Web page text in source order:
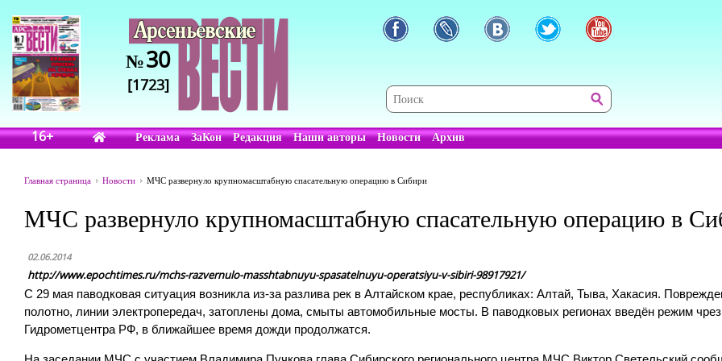
№30
[1723]
16+ Реклама ЗаКон Редакция Наши авторы Новости Архив
Главная страница Новости МЧС развернуло крупномасштабную спасательную операцию в Сибири
МЧС развернуло крупномасштабную спасательную операцию в
02.06.2014
http://www.epochtimes.ru/mchs-razvernulo-masshtabnuyu-spasatelnuyu-operatsiyu-v-sibiri-98917921/
С 29 мая паводковая ситуация возникла из-за разлива рек в Алтайском крае, республиках: Алтай, Тыва, Хакасия.
полотно, линии электропередач, затоплены дома, смыты автомобильные мосты. В паводковых регионах введён режим
Гидрометцентра РФ, в ближайшее время дожди продолжатся.